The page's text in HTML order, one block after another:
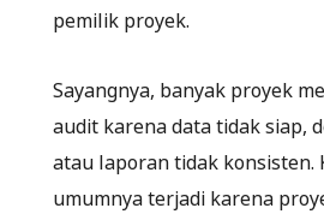
pemilik proyek.
Sayangnya, banyak proyek
audit karena data tidak siap,
atau laporan tidak konsisten.
umumnya terjadi karena